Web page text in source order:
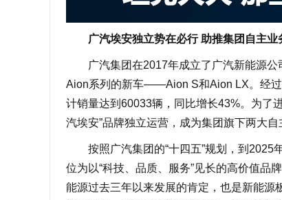
广汽埃安独立势在必行 助推集团自主业
广汽集团在2017年成立了广汽新能源公
Aion系列的新车——Aion S和Aion LX。经过
计销量达到60033辆，同比增长43%。为了
汽埃安”品牌独立运营，成为集团旗下两大
按照广汽集团的“十四五”规划，到2025
位为以“科技、品质、服务”见长的高价值品
能源过去三年以来发展的肯定，也是新能源